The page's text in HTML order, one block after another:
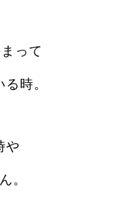
って
時。
や
。